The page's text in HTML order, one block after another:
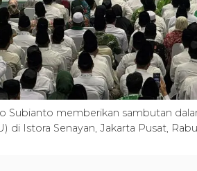
Subianto memberikan sambutan
di Istora Senayan, Jakarta Pusat,